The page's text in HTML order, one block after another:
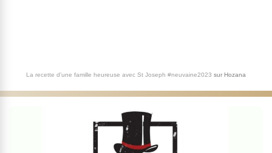
La recette d'une famille heureuse avec St Joseph #neuvaine2023 sur Hozana